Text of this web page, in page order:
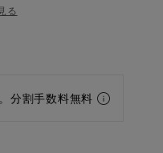
る
分割手数料無料